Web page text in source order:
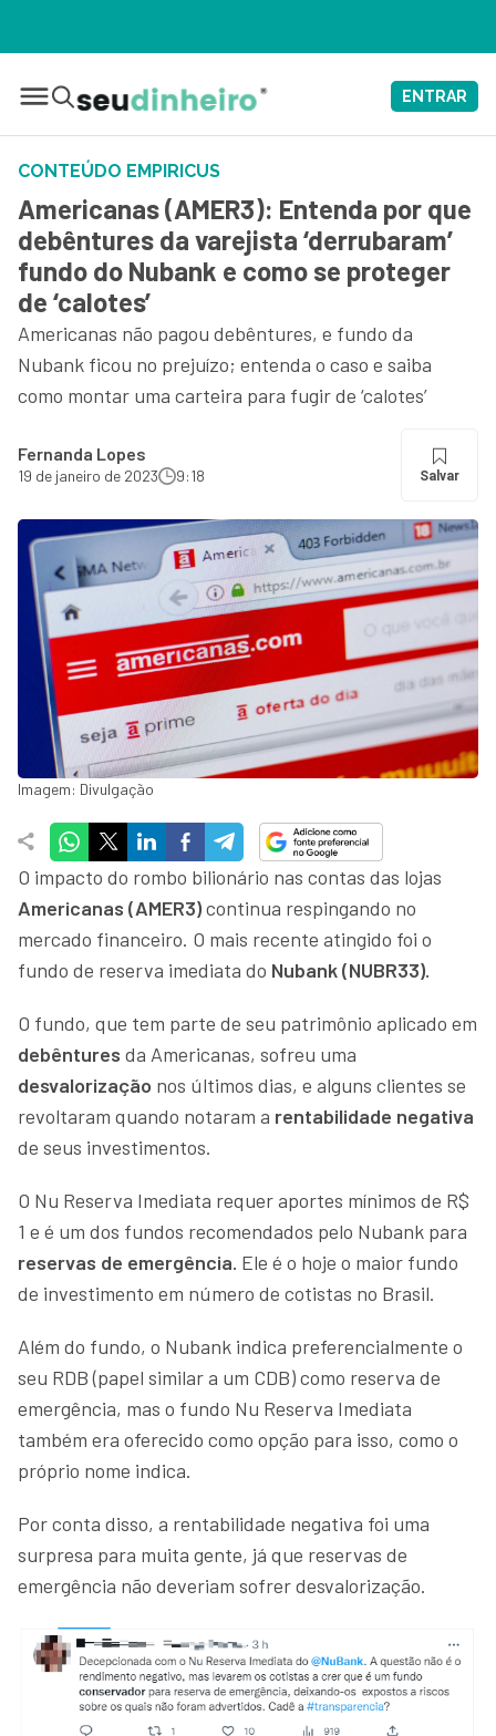
ENTRAR
CONTEÚDO EMPIRICUS
Americanas (AMER3): Entenda por que
debêntures da varejista ‘derrubaram’
fundo do Nubank e como se proteger
de ‘calotes’
Americanas não pagou debêntures, e fundo da
Nubank ficou no prejuízo; entenda o caso e saiba
como montar uma carteira para fugir de ‘calotes’
Fernanda Lopes
19 de janeiro de 2023 9:18 Salvar
Imagem: Divulgação
O impacto do rombo bilionário nas contas das lojas
Americanas (AMER3)continua respingando no
mercado financeiro. O mais recente atingido foi o
fundo de reserva imediata do Nubank (NUBR33).
O fundo, que tem parte de seu patrimônio aplicado em
debêntures da Americanas, sofreu uma
desvalorização nos últimos dias, e alguns clientes se
revoltaram quando notaram a rentabilidade negativa
de seus investimentos.
O Nu Reserva Imediata requer aportes mínimos de R$
1 e é um dos fundos recomendados pelo Nubank para
reservas de emergência. Ele é o hoje o maior fundo
de investimento em número de cotistas no Brasil.
Além do fundo, o Nubank indica preferencialmente o
seu RDB (papel similar a um CDB) como reserva de
emergência, mas o fundo Nu Reserva Imediata
também era oferecido como opção para isso, como o
próprio nome indica.
Por conta disso, a rentabilidade negativa foi uma
surpresa para muita gente, já que reservas de
emergência não deveriam sofrer desvalorização.